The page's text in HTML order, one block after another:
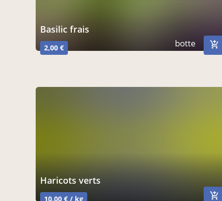
basilic frais
2,00 € botte
haricots verts
10,00 € / kg